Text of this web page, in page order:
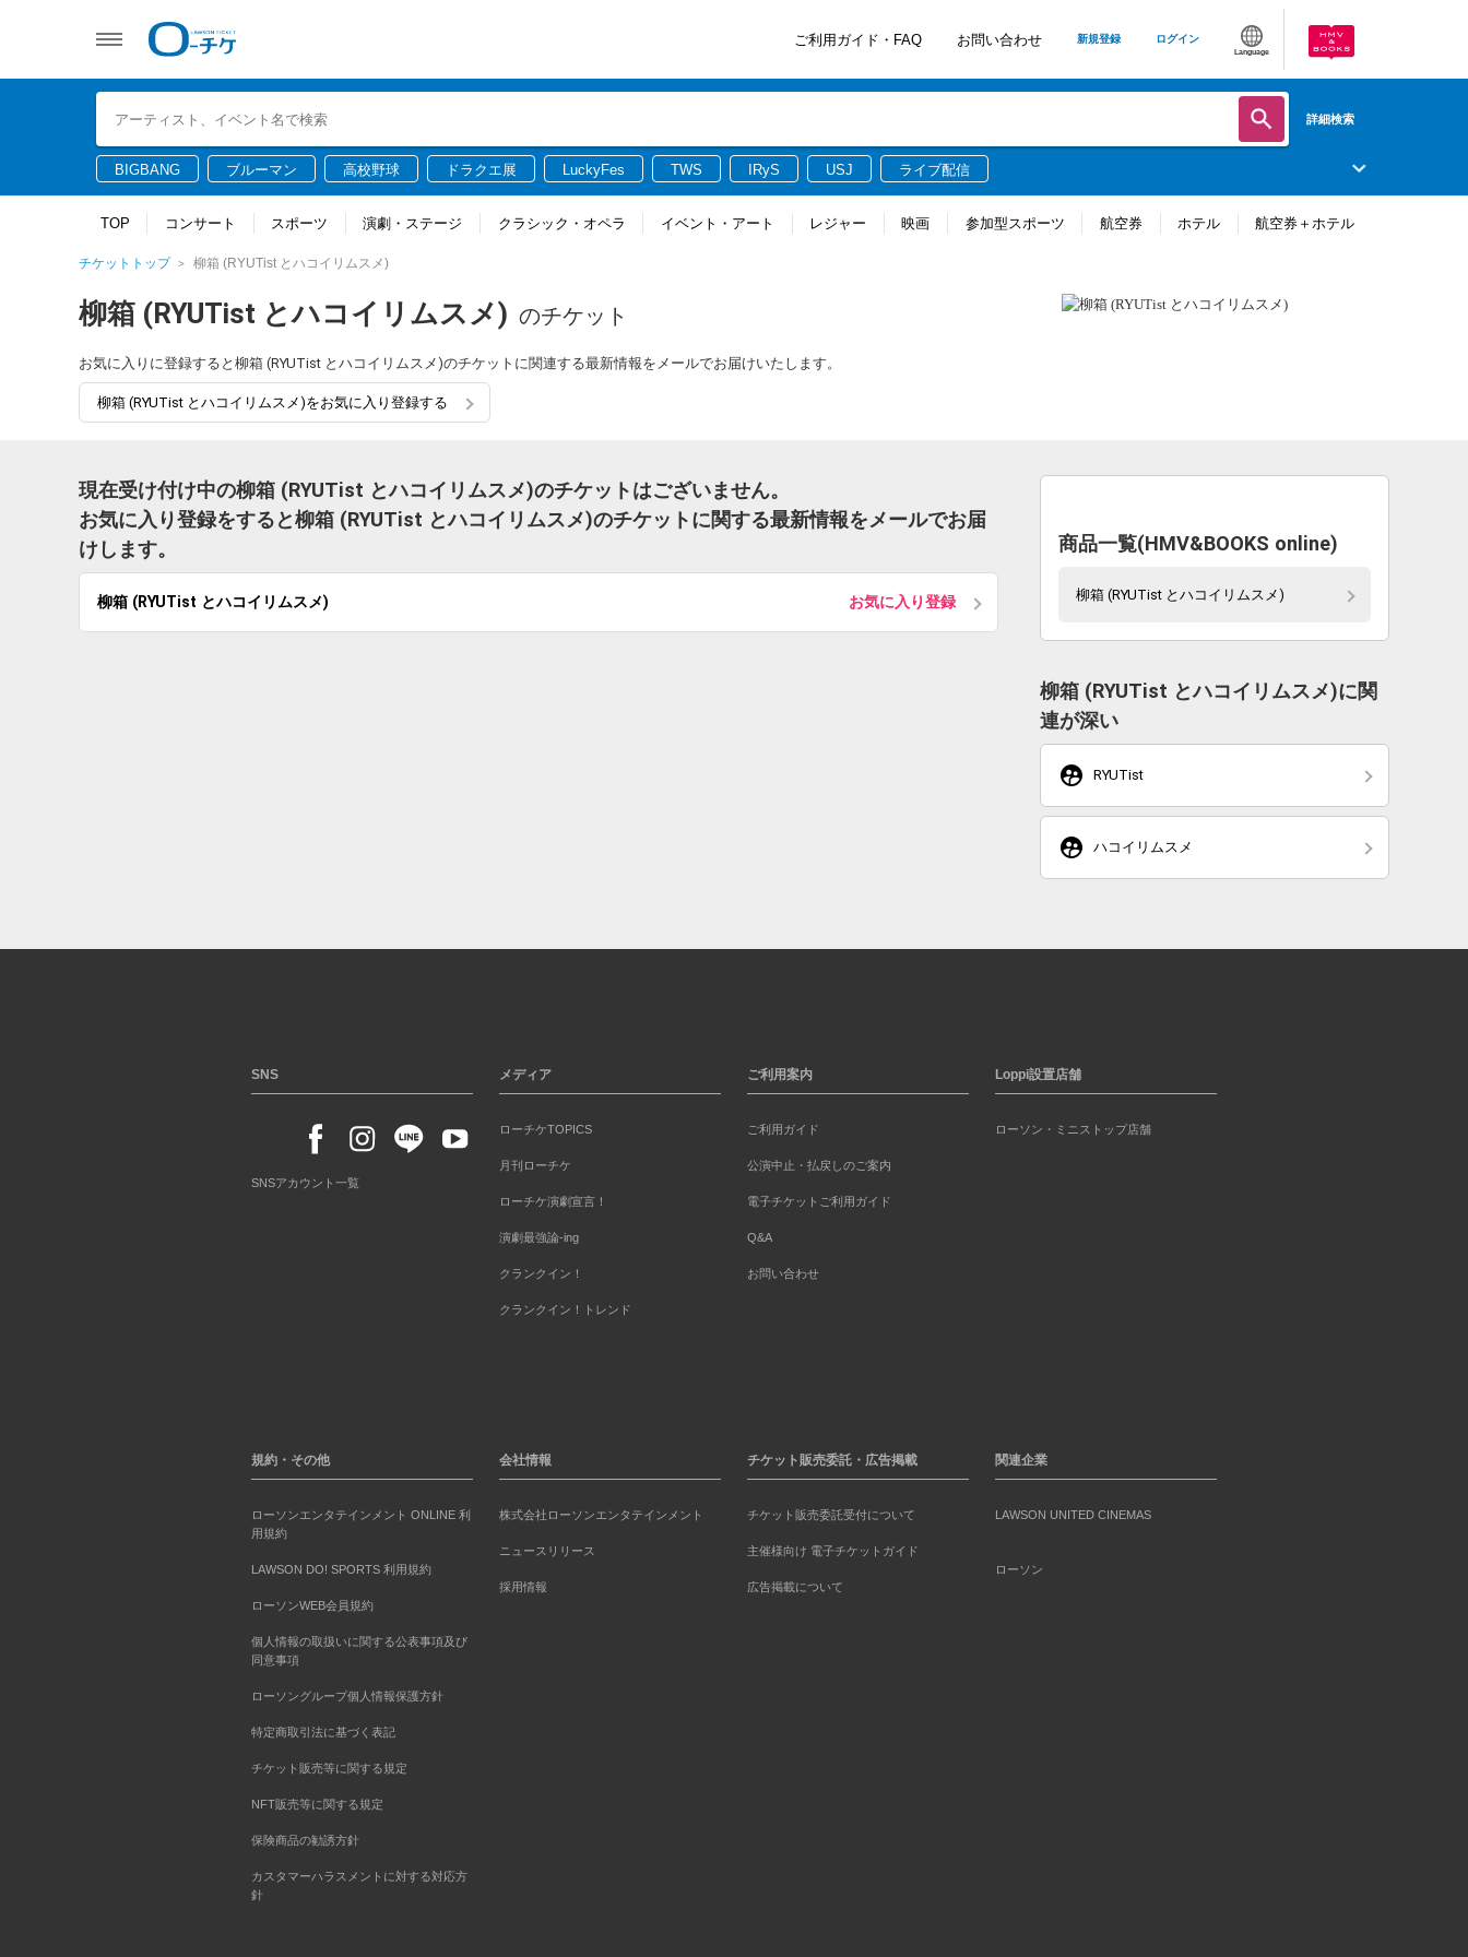
ご利用ガイド・FAQ お問い合わせ 新規登録 ログイン
Language
詳細検索
BIGBANG ブルーマン 高校野球 ドラクエ展 LuckyFes TWS IRyS USJ ライブ配信
TOP コンサート スポーツ 演劇・ステージ クラシック・オペラ イベント・アート レジャー 映画 参加型スポーツ 航空券 ホテル 航空券＋ホテル
チケットトップ 柳箱 (RYUTist とハコイリムスメ)
柳箱 (RYUTist とハコイリムスメ) のチケット
お気に入りに登録すると柳箱 (RYUTist とハコイリムスメ)のチケットに関連する最新情報をメールでお届けいたします。
柳箱 (RYUTist とハコイリムスメ)をお気に入り登録する
現在受け付け中の柳箱 (RYUTist とハコイリムスメ)のチケットはございません。
お気に入り登録をすると柳箱 (RYUTist とハコイリムスメ)のチケットに関する最新情報をメールでお届
けします。
柳箱 (RYUTist とハコイリムスメ) お気に入り登録
商品一覧(HMV&BOOKS online)
柳箱 (RYUTist とハコイリムスメ)
柳箱 (RYUTist とハコイリムスメ)に関
連が深い
supervised_user_circle RYUTist
supervised_user_circle ハコイリムスメ
SNS
SNSアカウント一覧
メディア
ローチケTOPICS
月刊ローチケ
ローチケ演劇宣言！
演劇最強論-ing
クランクイン！
クランクイン！トレンド
ご利用案内
ご利用ガイド
公演中止・払戻しのご案内
電子チケットご利用ガイド
Q&A
お問い合わせ
Loppi設置店舗
ローソン・ミニストップ店舗
規約・その他
ローソンエンタテインメント ONLINE 利
用規約
LAWSON DO! SPORTS 利用規約
ローソンWEB会員規約
個人情報の取扱いに関する公表事項及び
同意事項
ローソングループ個人情報保護方針
特定商取引法に基づく表記
チケット販売等に関する規定
NFT販売等に関する規定
保険商品の勧誘方針
カスタマーハラスメントに対する対応方
針
会社情報
株式会社ローソンエンタテインメント
ニュースリリース
採用情報
チケット販売委託・広告掲載
チケット販売委託受付について
主催様向け 電子チケットガイド
広告掲載について
関連企業
LAWSON UNITED CINEMAS
ローソン